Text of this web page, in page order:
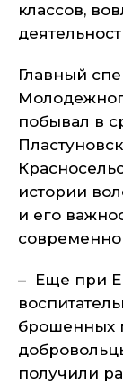
классов,
Главный
побывал в
истории
и его
– Еще при
брошенных
получили